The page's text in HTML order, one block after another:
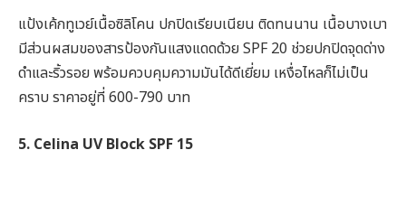
แป้งเค้กทูเวย์เนื้อซิลิโคน ปกปิดเรียบเนียน ติดทนนาน เนื้อบางเบา
มีส่วนผสมของสารป้องกันแสงแดดด้วย SPF 20 ช่วยปกปิดจุดด่าง
ดำและริ้วรอย พร้อมควบคุมความมันได้ดีเยี่ยม เหงื่อไหลก็ไม่เป็น
คราบ ราคาอยู่ที่ 600-790 บาท
5. Celina UV Block SPF 15